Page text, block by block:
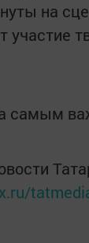
на
участие
самым